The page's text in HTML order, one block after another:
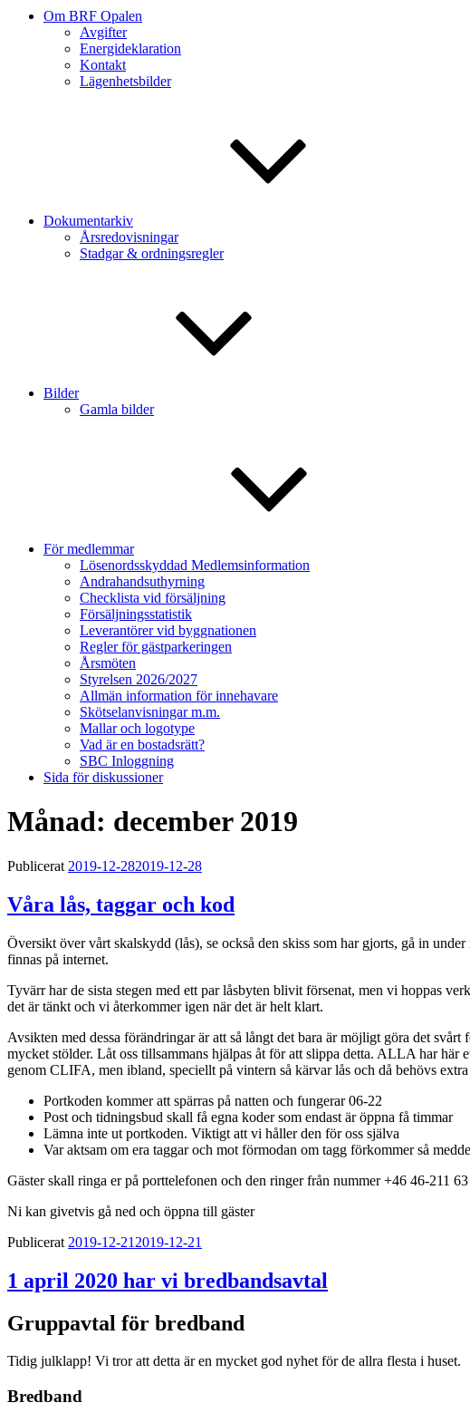
Om BRF Opalen
Avgifter
Energideklaration
Kontakt
Lägenhetsbilder
Dokumentarkiv
Årsredovisningar
Stadgar & ordningsregler
Bilder
Gamla bilder
För medlemmar
Lösenordsskyddad Medlemsinformation
Andrahandsuthyrning
Checklista vid försäljning
Försäljningsstatistik
Leverantörer vid byggnationen
Regler för gästparkeringen
Årsmöten
Styrelsen 2026/2027
Allmän information för innehavare
Skötselanvisningar m.m.
Mallar och logotype
Vad är en bostadsrätt?
SBC Inloggning
Sida för diskussioner
Månad: december 2019
Publicerat 2019-12-282019-12-28
Våra lås, taggar och kod
Översikt över vårt skalskydd (lås), se också den skiss som har gjorts, gå in
finnas på internet.
Tyvärr har de sista stegen med ett par låsbyten blivit försenat, men vi hoppas
det är tänkt och vi återkommer igen när det är helt klart.
Avsikten med dessa förändringar är att så långt det bara är möjligt göra det
mycket stölder. Låt oss tillsammans hjälpas åt för att slippa detta. ALLA har
genom CLIFA, men ibland, speciellt på vintern så kärvar lås och då behövs
Portkoden kommer att spärras på natten och fungerar 06-22
Post och tidningsbud skall få egna koder som endast är öppna få timmar
Lämna inte ut portkoden. Viktigt att vi håller den för oss själva
Var aktsam om era taggar och mot förmodan om tagg förkommer så
Gäster skall ringa er på porttelefonen och den ringer från nummer +46 46-211
Ni kan givetvis gå ned och öppna till gäster
Publicerat 2019-12-21 2019-12-21
1 april 2020 har vi bredbandsavtal
Gruppavtal för bredband
Tidig julklapp! Vi tror att detta är en mycket god nyhet för de allra flesta i huset.
Bredband